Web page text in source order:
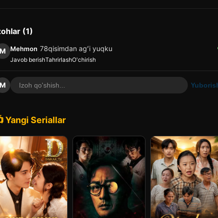
(1)
Mehmon 78qisimdan agʻi yuqku
Javob berishTahrirlashO'chirish
Yangi Seriallar